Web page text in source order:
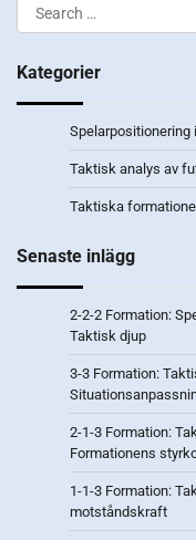
Search
for:
Kategorier
Taktisk analys av
Taktiska
Senaste inlägg
2-2-2 Formation:
Taktisk djup
3-3 Formation:
2-1-3 Formation:
Formationens
1-1-3 Formation:
motståndskraft